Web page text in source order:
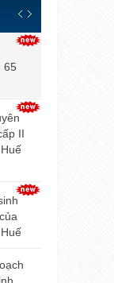
học kỷ niệm 65
tạo và bồi dưỡng
65
II